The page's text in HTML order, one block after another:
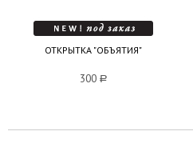
ОТКРЫТКА "ОБЪЯТИЯ"
300 a